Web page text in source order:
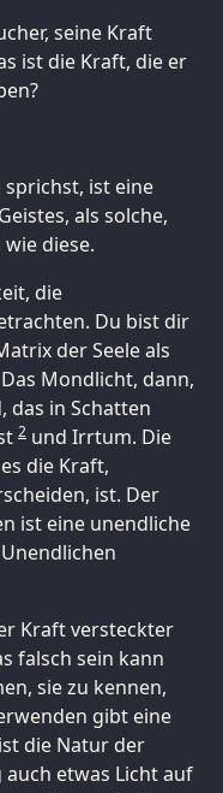
seine Kraft
ist die Kraft, die er
sprichst, ist eine
als solche,
diese.
die
Du bist dir
der Seele als
Mondlicht, dann,
das in Schatten
2 und Irrtum. Die
die Kraft,
ist. Der
ist eine unendliche
Kraft versteckter
falsch sein kann
sie zu kennen,
gibt eine
die Natur der
etwas Licht auf